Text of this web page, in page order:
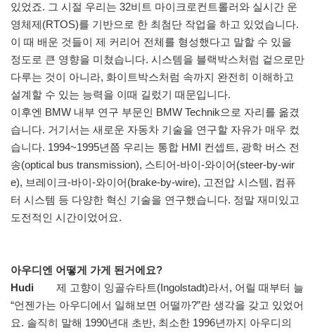
있었죠. 그 시절 우리는 32비트 마이크로컨트롤러와 실시간 운
영체제(RTOS)를 기반으로 한 최첨단 작업을 하고 있었습니다.
이 때 배운 것들이 제 커리어 전체를 형성했다고 말할 수 있을
정도로 큰 영향을 미쳤습니다. 시스템을 블랙박스처럼 겉으로만
다루는 것이 아니라, 화이트박스처럼 속까지 완전히 이해하고
설계할 수 있는 능력을 이때 길렀기 때문입니다.
이후엔 BMW 내부 연구 부문인 BMW Technik으로 자리를 옮겼
습니다. 거기서는 새로운 자동차 기술을 연구할 자유가 매우 컸
습니다. 1994~1995년쯤 우리는 통합 HMI 컨셉트, 광학 버스 전
송(optical bus transmission), 스티어-바이-와이어(steer-by-wir
e), 브레이크-바이-와이어(brake-by-wire), 고전압 시스템, 컴퓨
터 시스템 등 다양한 혁신 기술을 연구했습니다. 정말 재미있고
도전적인 시간이었어요.
아우디엔 어떻게 가게 된거에요?
Hudi
제 고향이 잉골슈타트(Ingolstadt)라서, 어릴 때부터 늘
“언젠가는 아우디에서 일해보면 어떨까?”란 생각을 갖고 있었어
요. 솔직히 말해 1990년대 초반, 최소한 1996년까지 아우디의